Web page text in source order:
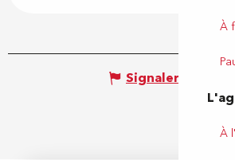
À
À
Signaler une